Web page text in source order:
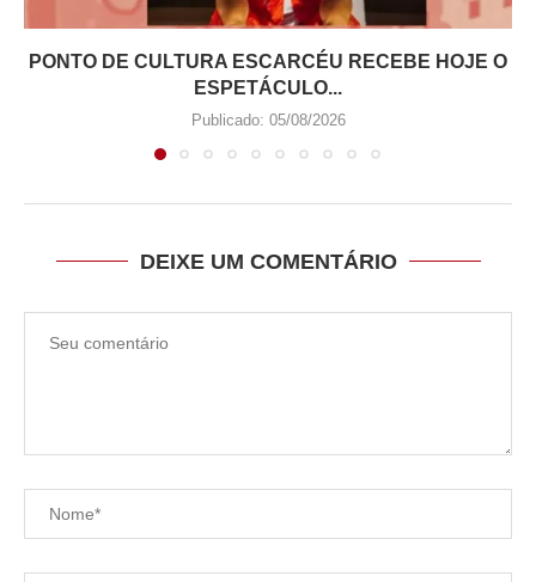
PONTO DE CULTURA ESCARCÉU RECEBE HOJE O
ESPETÁCULO...
Publicado: 05/08/2026
DEIXE UM COMENTÁRIO